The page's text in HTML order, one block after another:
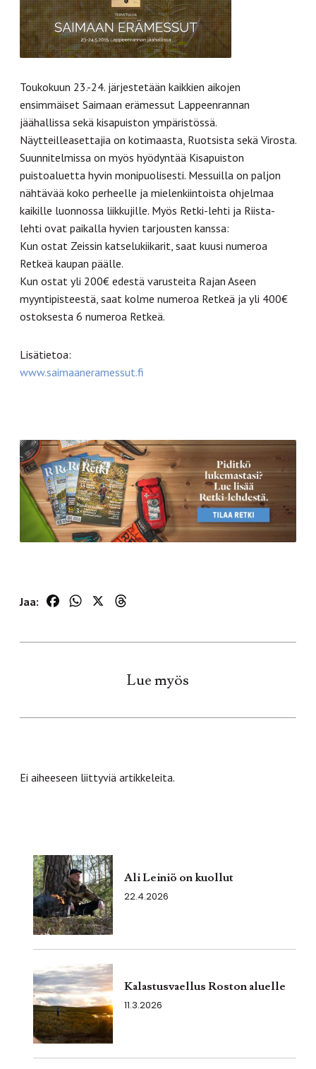
Toukokuun 23.-24. järjestetään kaikkien aikojen
ensimmäiset Saimaan erämessut Lappeenrannan
jäähallissa sekä kisapuiston ympäristössä.
Näytteilleasettajia on kotimaasta, Ruotsista sekä Virosta.
Suunnitelmissa on myös hyödyntää Kisapuiston
puistoaluetta hyvin monipuolisesti. Messuilla on paljon
nähtävää koko perheelle ja mielenkiintoista ohjelmaa
kaikille luonnossa liikkujille. Myös Retki-lehti ja Riista-
lehti ovat paikalla hyvien tarjousten kanssa:
Kun ostat Zeissin katselukiikarit, saat kuusi numeroa
Retkeä kaupan päälle.
Kun ostat yli 200€ edestä varusteita Rajan Aseen
myyntipisteestä, saat kolme numeroa Retkeä ja yli 400€
ostoksesta 6 numeroa Retkeä.
Lisätietoa:
www.saimaaneramessut.fi
Jaa: FacebookWhatsApp
Lue myös
Ei aiheeseen liittyviä artikkeleita.
Ali Leiniö on kuollut
22.4.2026
Kalastusvaellus Roston aluelle
11.3.2026